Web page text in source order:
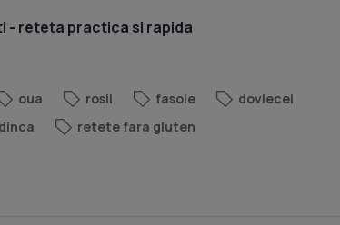
- reteta practica si rapida
oua rosii fasole
dovlecei
retete fara gluten